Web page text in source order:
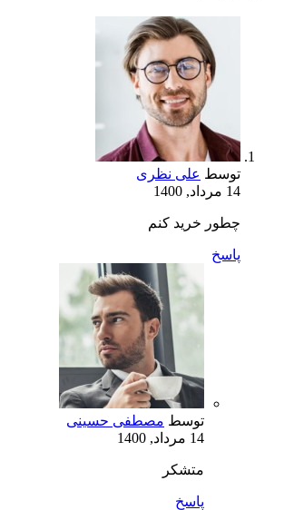
توسطعلی نظری
14 مرداد, 1400
چطور خرید کنم
پاسخ
توسطمصطفی حسینی
14 مرداد, 1400
متشکر
پاسخ